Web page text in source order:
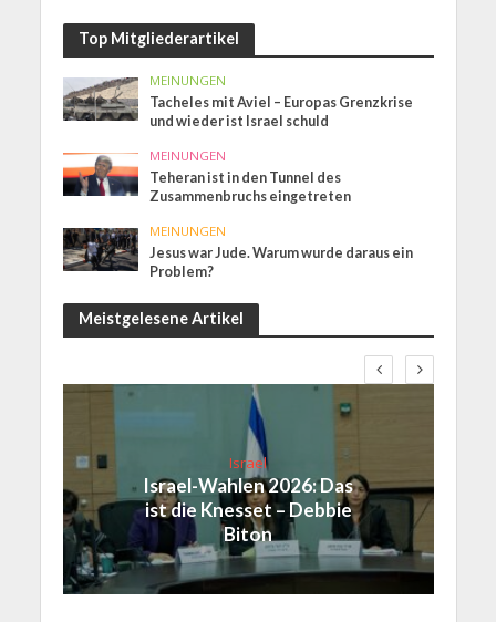
Top Mitgliederartikel
MEINUNGEN
Tacheles mit Aviel – Europas Grenzkrise
und wieder ist Israel schuld
MEINUNGEN
Teheran ist in den Tunnel des
Zusammenbruchs eingetreten
MEINUNGEN
Jesus war Jude. Warum wurde daraus ein
Problem?
Meistgelesene Artikel
Israel
Israel-Wahlen 2026: Das
ist die Knesset – Debbie
Biton